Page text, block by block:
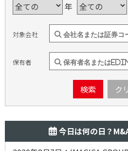
年
対象会社
保有者
検索 ク
今日は何の日？